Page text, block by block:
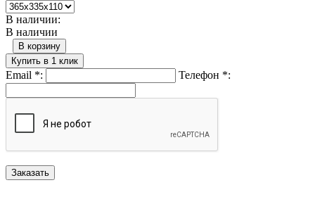
В наличии:
В наличии
В корзину
Купить в 1 клик
Email *: Телефон *: